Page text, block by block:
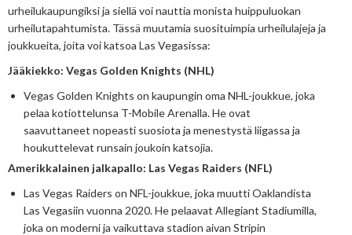
urheilukaupungiksi ja siellä voi nauttia monista huippuluokan
urheilutapahtumista. Tässä muutamia suosituimpia urheilulajeja ja
joukkueita, joita voi katsoa Las Vegasissa:
Jääkiekko: Vegas Golden Knights (NHL)
Vegas Golden Knights on kaupungin oma NHL-joukkue, joka
pelaa kotiottelunsa T-Mobile Arenalla. He ovat
saavuttaneet nopeasti suosiota ja menestystä liigassa ja
houkuttelevat runsain joukoin katsojia.
Amerikkalainen jalkapallo: Las Vegas Raiders (NFL)
Las Vegas Raiders on NFL-joukkue, joka muutti Oaklandista
Las Vegasiin vuonna 2020. He pelaavat Allegiant Stadiumilla,
joka on moderni ja vaikuttava stadion aivan Stripin